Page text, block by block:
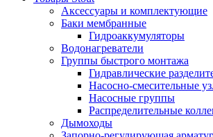
Аксессуары и комплектующие
Баки мембранные
Гидроаккумуляторы
Водонагреватели
Группы быстрого монтажа
Гидравлические
Насосно-смесительные
Насосные группы
Распределительные
Дымоходы